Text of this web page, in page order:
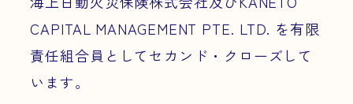
CAPITAL MANAGEMENT PTE. LTD. を有限
責任組合員としてセカンド・クローズして
います。